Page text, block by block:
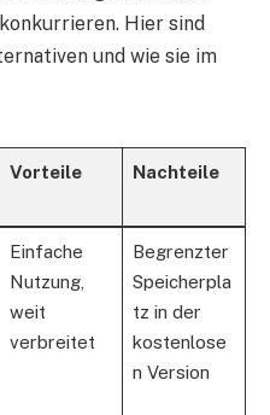
Hier sind
und wie sie im
Vorteile Nachteile
Einfache
Nutzung,
weit
verbreitet
Begrenzter
Speicherpla
tz in der
kostenlose
n Version